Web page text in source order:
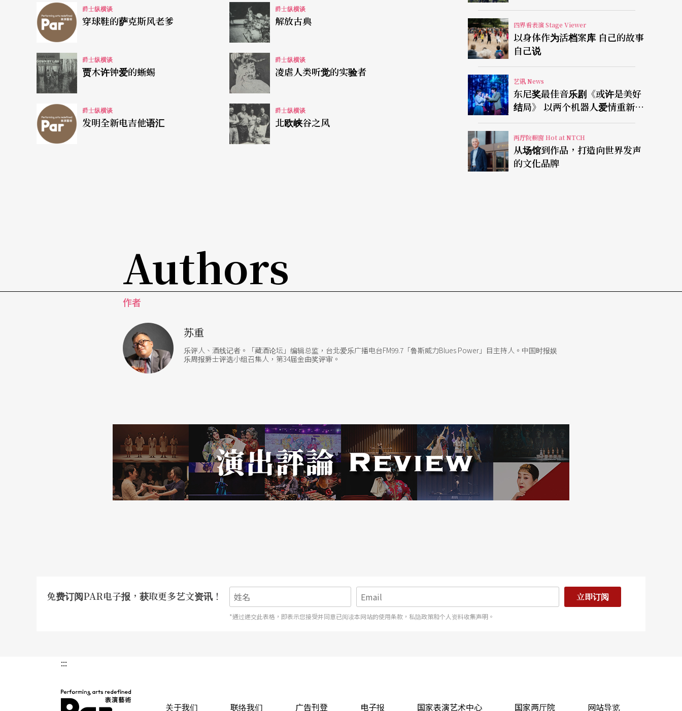
讽刺？也许是吧，从鲁格做法，可不是单纯的摘录旋律，然后把节奏「爵士乐化」而已，他的作
品一定都是经轻描淡写，带著三分玩笑的口吻中，听得出来他希望为自己的乐团建立一种灵活潇
洒的形象。一九七九年，爵士乐发源地美国的大乐团都几乎凋零殆尽了，要在欧洲组织一个前卫
爵士乐大乐团？简直是疯了！
前衞艺术这玩意儿
这不可能的任务，他们却愉快地坚持了二十多年！从一九七七年成立到现在，维也纳艺术大乐团
一直是欧洲最重要的爵士团体，而且，即使在美国爵士乐坛的大国沙文主义气氛笼罩之下，还是
脱离现实了，我觉得前卫这玩意儿属于音乐学院，音乐家其实是属于真实生活的，属于排练室、
仔细检验他二十年来的成绩，我们会发现鲁格的真实生活还真是充实！从七〇年代晚期开始，他
为维也纳艺术大乐团担任管理和行销的统筹工作，创作编曲超过三百首作品，录制了数十张唱
片，一九八三到一九八七年担任维也纳艺术合唱团的音乐总监，为北欧的NDR、SDR爵士大乐
团、瑞典广播公司爵士乐团、维也纳交响乐团作曲，也为George Tabori与The Serapion-stheate
r编写剧场音乐，统筹组织维也纳爵士音乐节、欧洲爵士音乐节，作电影配乐，为室内乐团作
或许因为身在欧洲，鲁格和他乐团的伙伴能够以更加超然的态度来创作爵士乐，爵士乐传统、欧
洲民族音乐和古典乐等等不同风格的音乐元素，对鲁格来说，都是可以自在运用的素材，维也纳
艺术大乐团一九八二年的专辑From No Time To Ragtime采用了查尔士明格斯、欧涅柯尔曼、巴
德鲍威尔、史考特乔普林、安东尼布莱斯顿等等声名赫赫的爵士大师经典加以变奏，却仍然保留
了鲁格个人的创意与风格，鲁格认为其中的音乐和这些大师经典「有一些关连」，也许是一小段
在爵士乐之外，古典乐对鲁格的影响也非常深刻，华格纳、史特拉文斯基、莫札特、布拉姆斯、
威尔第、萨悌都是他衷心喜爱的音乐家。维也纳艺术大乐团录制过名为〈献给布拉姆斯的蓝调〉
能够做出一点新意，传统是属于每一个活著的人，不是专门给那些死抱著不放的顽固派。」
一九九七年，维也纳艺术大乐团庆祝成立二十周年，推出了三张一套的纪念唱片，录音时间在九
爵士纵横谈
穿球鞋的萨克斯风老爹
爵士纵横谈
解放古典
爵士纵横谈
贾木许钟爱的蜥蜴
爵士纵横谈
凌虐人类听觉的实验者
爵士纵横谈
发明全新电吉他语汇
爵士纵横谈
北欧峡谷之风
四界看表演 Stage Viewer
以身体作为活档案库 自己的故事
自己说
艺讯 News
东尼奖最佳音乐剧《或许是美好
结局》 以两个机器人爱情重新凝
视有限人生
两厅院橱窗 Hot at NTCH
从场馆到作品，打造向世界发声
的文化品牌
Authors
作者
苏重
乐评人、酒线记者。「藏酒论坛」编辑总监，台北爱乐广播电台FM99.7「鲁斯威力Blues Power」目主持人。中国时报娱
乐周报爵士评选小组召集人，第34届金曲奖评审。
免费订阅PAR电子报，获取更多艺文资讯！ 立即订阅
*通过递交此表格，即表示您接受并同意已阅读本网站的使用条款，私隐政策和个人资料收集声明。
:::
关于我们 联络我们 广告刊登 电子报 国家表演艺术中心 国家两厅院 网站导览